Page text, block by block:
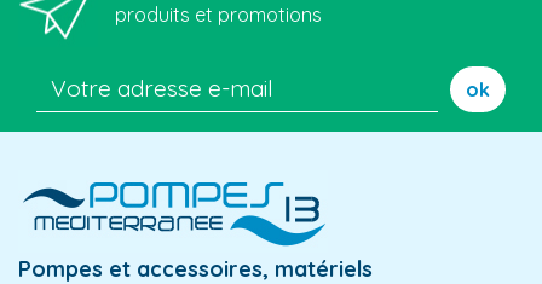
produits et promotions
ok
Pompes et accessoires, matériels